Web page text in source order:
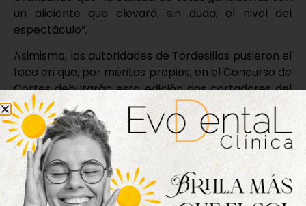
un aliciente que elevará, sin duda, el nivel del
espectáculo”.
Asimismo, las autoridades de Tordesillas pusieron el
foco en que, por méritos propios, en el Concurso de
Cortes debutarán esta edición dos cortadores del
municipio. En este sentido, Asier Álvarez Revuelta
debutará en Benavente, e Iván Rodríguez hará lo
propio en Cantalejo. En el acto, Posada ha
participado en un coloquio junto a los ganaderos
Antonio Rekagorri y Jesús Brazuelas, y el gerente
de Toro Duero, Daniel Lozano. Asimismo ha tenido